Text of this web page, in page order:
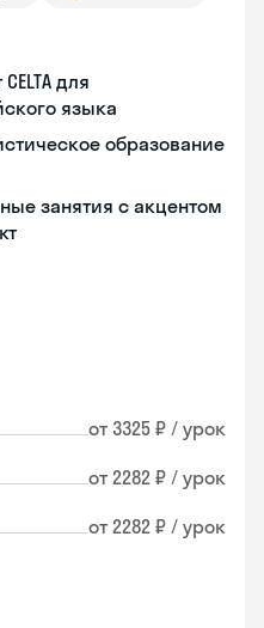
для
языка
образование
занятия с акцентом
от 3325 ₽ / урок
от 2282 ₽ / урок
от 2282 ₽ / урок